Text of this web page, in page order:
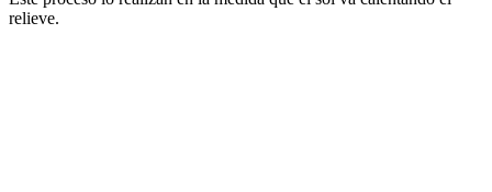
relieve.